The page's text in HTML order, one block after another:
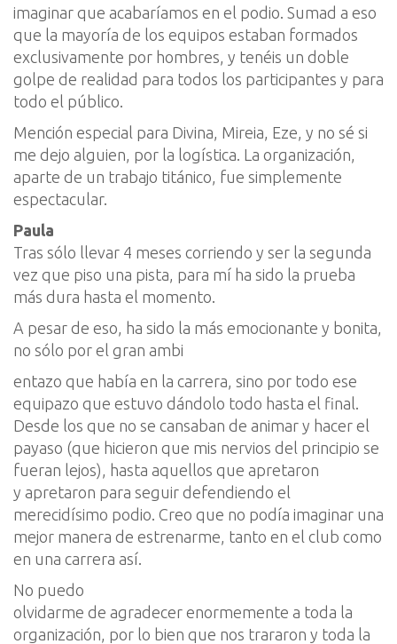
imaginar que acabaríamos en el podio. Sumad a eso
que la mayoría de los equipos estaban formados
exclusivamente por hombres, y tenéis un doble
golpe de realidad para todos los participantes y para
todo el público.
Mención especial para Divina, Mireia, Eze, y no sé si
me dejo alguien, por la logística. La organización,
aparte de un trabajo titánico, fue simplemente
espectacular.
Paula
Tras sólo llevar 4 meses corriendo y ser la segunda
vez que piso una pista, para mí ha sido la prueba
más dura hasta el momento.
A pesar de eso, ha sido la más emocionante y bonita,
no sólo por el gran ambi
entazo que había en la carrera, sino por todo ese
equipazo que estuvo dándolo todo hasta el final.
Desde los que no se cansaban de animar y hacer el
payaso (que hicieron que mis nervios del principio se
fueran lejos), hasta aquellos que apretaron
y apretaron para seguir defendiendo el
merecidísimo podio. Creo que no podía imaginar una
mejor manera de estrenarme, tanto en el club como
en una carrera así.
No puedo
olvidarme de agradecer enormemente a toda la
organización, por lo bien que nos trararon y toda la